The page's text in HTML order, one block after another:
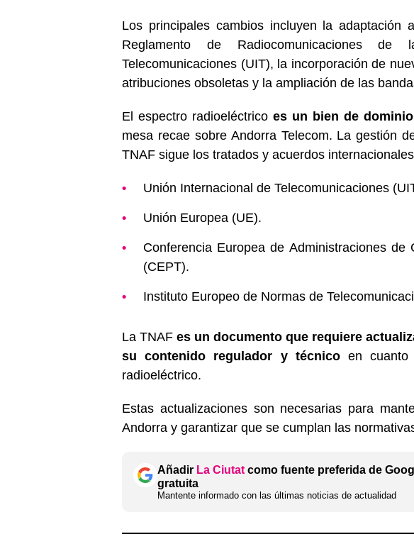
Los principales cambios incluyen la adaptación
Reglamento de Radiocomunicaciones
Telecomunicaciones (UIT), la incorporación de
atribuciones obsoletas y la ampliación de las
El espectro radioeléctrico es un bien de
mesa recae sobre Andorra Telecom. La gestión
TNAF sigue los tratados y acuerdos
Unión Internacional de Telecomunicaciones
Unión Europea (UE).
Conferencia Europea de Administraciones de
(CEPT).
Instituto Europeo de Normas de
La TNAF es un documento que requiere
su contenido regulador y técnicoen cuanto
radioeléctrico.
Estas actualizaciones son necesarias para
Andorra y garantizar que se cumplan las
Añadir La Ciutat como fuente preferida de
gratuita
Mantente informado con las últimas noticias de actualidad